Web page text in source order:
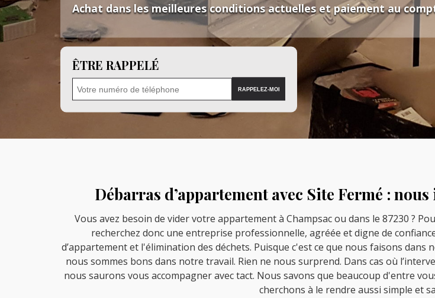
Achat dans les meilleures conditions actuelles et paiement au
ÊTRE RAPPELÉ
Débarras d’appartement avec Site Fermé :
Vous avez besoin de vider votre appartement à Champsac ou dans le 87230 ?
recherchez donc une entreprise professionnelle, agréée et digne de
d’appartement et l'élimination des déchets. Puisque c'est ce que nous faisons
nous sommes bons dans notre travail. Rien ne nous surprend. Dans cas où
nous saurons vous accompagner avec tact. Nous savons que beaucoup d'entre
cherchons à le rendre aussi simple et